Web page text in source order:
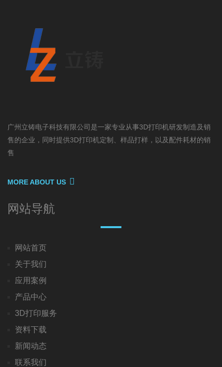
广州立铸电子科技有限公司是一家专业从事3D打印机研发制造及销
售的企业，同时提供3D打印机定制、样品打样，以及配件耗材的销
售
MORE ABOUT US
网站导航
网站首页
关于我们
应用案例
产品中心
3D打印服务
资料下载
新闻动态
联系我们